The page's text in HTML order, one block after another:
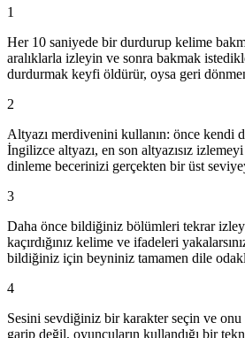
1
Her 10 saniyede bir durdurup kelime
aralıklarla izleyin ve sonra bakmak
durdurmak keyfi öldürür, oysa geri
2
Altyazı merdivenini kullanın: önce kendi
İngilizce altyazı, en son altyazısız
dinleme becerinizi gerçekten bir üst
3
Daha önce bildiğiniz bölümleri tekrar
kaçırdığınız kelime ve ifadeleri
bildiğiniz için beyniniz tamamen dile
4
Sesini sevdiğiniz bir karakter seçin ve onu
garip değil, oyuncuların kullandığı bir